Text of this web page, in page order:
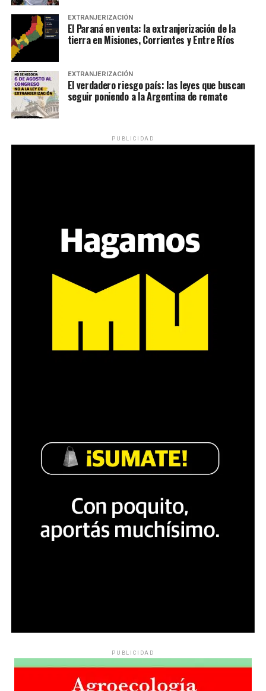
EXTRANJERIZACIÓN
El Paraná en venta: la extranjerización de la
tierra en Misiones, Corrientes y Entre Ríos
EXTRANJERIZACIÓN
El verdadero riesgo país: las leyes que buscan
seguir poniendo a la Argentina de remate
PUBLICIDAD
PUBLICIDAD